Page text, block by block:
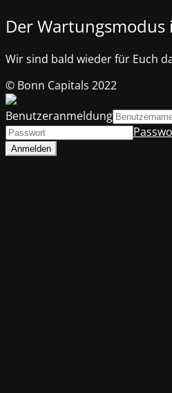
Der Wartungsmodus
Wir sind bald wieder für Euch
© Bonn Capitals 2022
Benutzeranmeldung